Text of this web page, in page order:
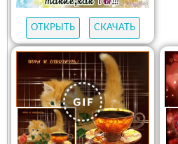
ОТКРЫТЬ СКАЧАТЬ